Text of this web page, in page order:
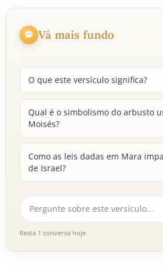
Vá mais fundo
O que este versículo significa?
Qual é o simbolismo do arbusto
Moisés?
Como as leis dadas em Mara
de Israel?
Resta 1 conversa hoje